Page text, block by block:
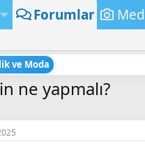
Forumlar
ve Moda
ne yapmalı?